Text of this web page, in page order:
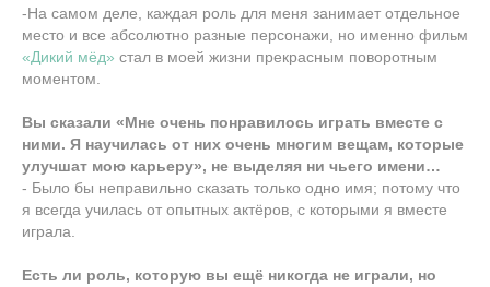
-На самом деле, каждая роль для меня занимает отдельное
место и все абсолютно разные персонажи, но именно фильм
«Дикий мёд» стал в моей жизни прекрасным поворотным
моментом.
Вы сказали «Мне очень понравилось играть вместе с
ними. Я научилась от них очень многим вещам, которые
улучшат мою карьеру», не выделяя ни чьего имени…
- Было бы неправильно сказать только одно имя; потому что
я всегда училась от опытных актёров, с которыми я вместе
играла.
Есть ли роль, которую вы ещё никогда не играли, но